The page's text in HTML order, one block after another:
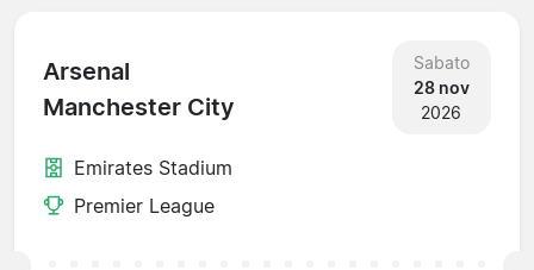
Arsenal
Manchester City
Sabato
28 nov
2026
Emirates Stadium
Premier League